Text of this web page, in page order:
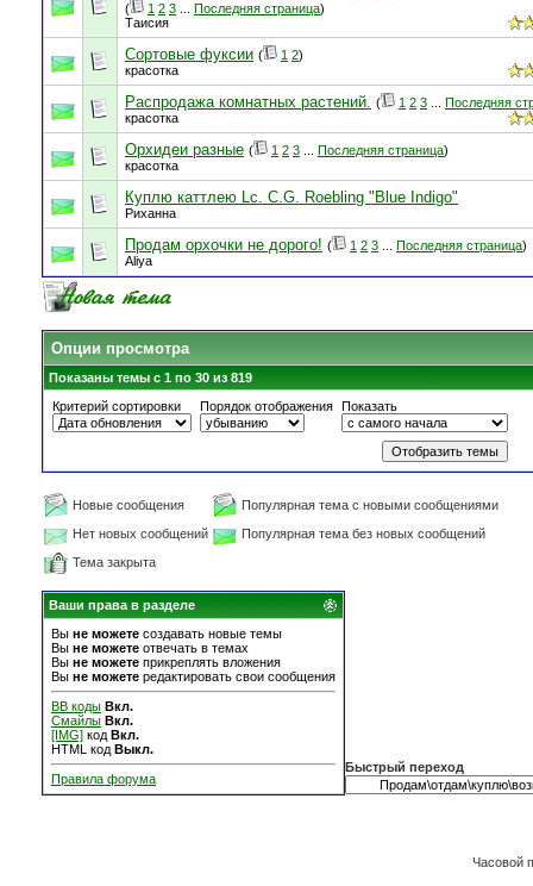
( 1 2 3 Последняя страница)
Таисия
Сортовые фуксии ( 1 2)
красотка
Распродажа комнатных растений. ( 1 2 3
Последняя
красотка
Орхидеи разные ( 1 2 3 Последняя страница)
красотка
Куплю каттлею Lc. C.G. Roebling "Blue Indigo"
Риханна
Продам орхочки не дорого! ( 1 2 3 Последняя страница)
Aliya
Опции просмотра
Показаны темы с 1 по 30 из 819
Критерий сортировки
Порядок отображения Показать
Новые сообщения
Популярная тема с новыми сообщениями
Нет новых сообщений
Популярная тема без новых сообщений
Тема закрыта
Ваши права в разделе
Вы не можете создавать новые темы
Вы не можете отвечать в темах
Вы не можете прикреплять вложения
Вы не можете редактировать свои сообщения
BB коды Вкл.
Смайлы Вкл.
[IMG] код Вкл.
HTML код Выкл.
Правила форума
Быстрый переход
Часовой